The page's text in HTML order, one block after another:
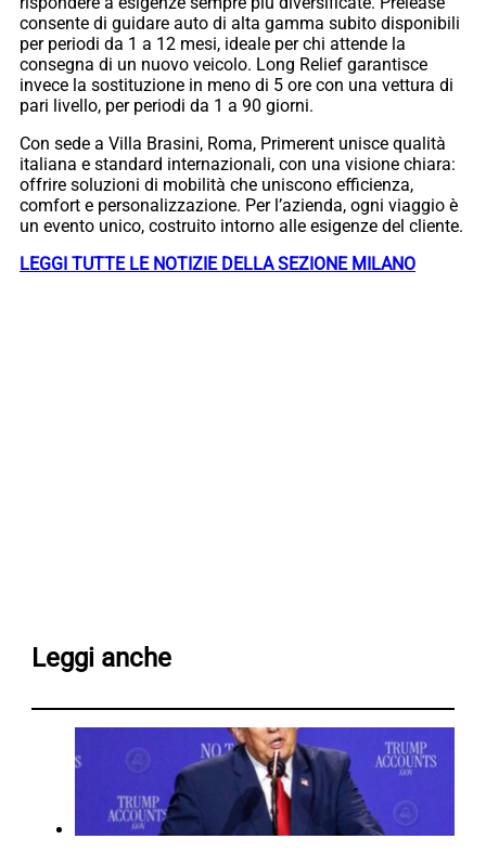
consente di guidare auto di alta gamma subito disponibili
per periodi da 1 a 12 mesi, ideale per chi attende la
consegna di un nuovo veicolo. Long Relief garantisce
invece la sostituzione in meno di 5 ore con una vettura di
pari livello, per periodi da 1 a 90 giorni.
Con sede a Villa Brasini, Roma, Primerent unisce qualità
italiana e standard internazionali, con una visione chiara:
offrire soluzioni di mobilità che uniscono efficienza,
comfort e personalizzazione. Per l’azienda, ogni viaggio è
un evento unico, costruito intorno alle esigenze del cliente.
LEGGI TUTTE LE NOTIZIE DELLA SEZIONE MILANO
Leggi anche